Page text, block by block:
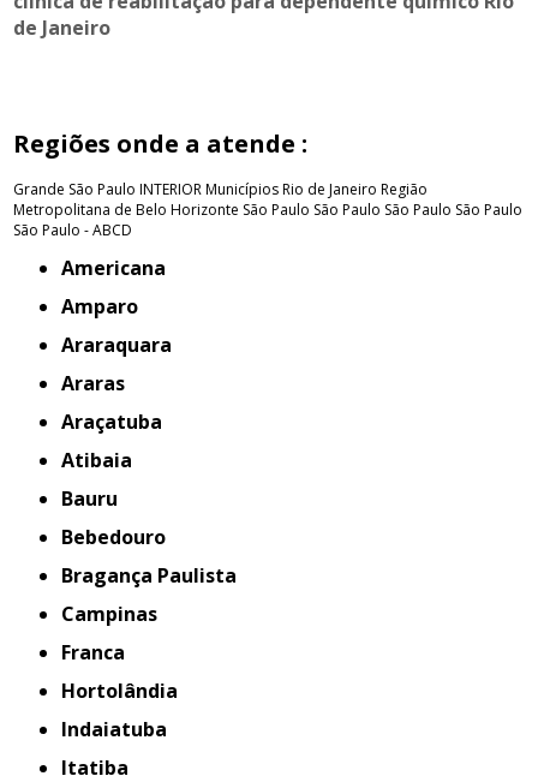
de Janeiro
Regiões onde a atende :
Grande São Paulo INTERIORMunicípios Rio de Janeiro Região
Metropolitana de Belo Horizonte São Paulo São Paulo São Paulo São Paulo
São Paulo - ABCD
Americana
Amparo
Araraquara
Araras
Araçatuba
Atibaia
Bauru
Bebedouro
Bragança Paulista
Campinas
Franca
Hortolândia
Indaiatuba
Itatiba